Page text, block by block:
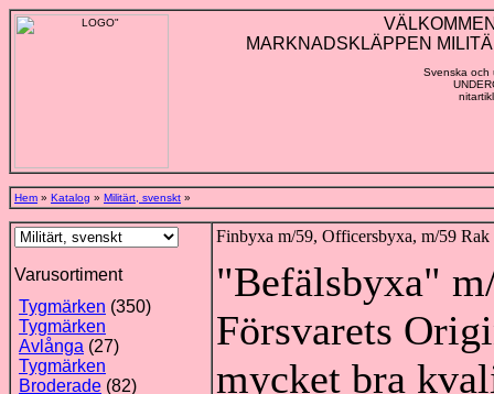
MARKNADSKLÄPPEN
Svenska och
Hem » Katalog » Militärt, svenskt »
Varusortiment
Tygmärken (350)
Tygmärken
Avlånga (27)
Tygmärken
Broderade (82)
Finbyxa m/59, Officersbyxa, m/59 Rak
"Befälsbyxa"
Försvarets
mycket bra